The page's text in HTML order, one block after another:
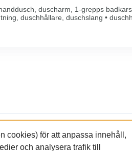
duscharm, 1-grepps
duschhållare, duschslang •
FÖRETAGET
cookies) för att anpassa innehåll,
och analysera trafik till